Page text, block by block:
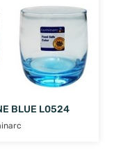
BLUE L0524